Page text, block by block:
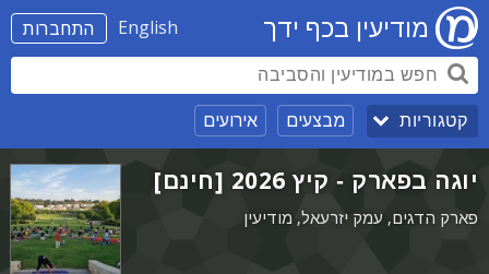
התחברות English מודיעין בכף ידך
קטגוריות מבצעים אירועים
יוגה בפארק - קיץ 2026 [חינם]
פארק הדגים, עמק יזרעאל, מודיעין